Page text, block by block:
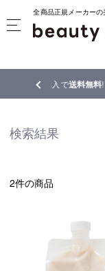
全商品正規メーカー
【重要】熊
検索結果
2件の商品